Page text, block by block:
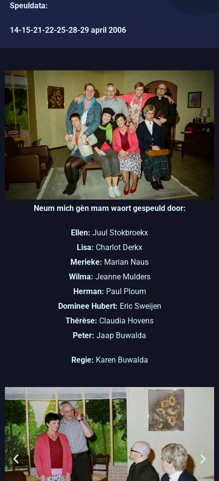
Speuldata:
14-15-21-22-25-28-29 april 2006
Neum mich gèn mam waort gespeuld door:
Ellen: Juul Stokbroekx
Lisa: Charlot Derkx
Merieke: Marian Naus
Wilma: Jeanne Mulders
Herman: Paul Ploum
Dominee Hubert: Eric Sweijen
Thérèse: Claudia Hovens
Peter: Jaap Buwalda
Regie: Karen Buwalda